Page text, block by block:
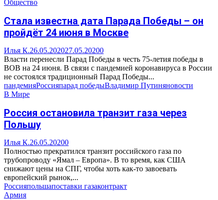
Общество
Стала известна дата Парада Победы – он
пройдёт 24 июня в Москве
Илья К.26.05.202027.05.20200
Власти перенесли Парад Победы в честь 75-летия победы в
ВОВ на 24 июня. В связи с пандемией коронавируса в России
не состоялся традиционный Парад Победы...
пандемияРоссияпарад победыВладимир Путиняновости
В Мире
Россия остановила транзит газа через
Польшу
Илья К.26.05.20200
Полностью прекратился транзит российского газа по
трубопроводу «Ямал – Европа». В то время, как США
снижают цены на СПГ, чтобы хоть как-то завоевать
европейский рынок,...
Россияпольшапоставки газаконтракт
Армия